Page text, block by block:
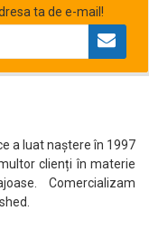
ta de e-mail!
a luat naștere în 1997
clienți în materie
Comercializam